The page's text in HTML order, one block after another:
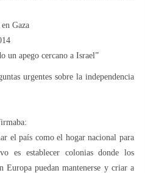
Gaza
un apego cercano a Israel”
urgentes sobre la independencia
el país como el hogar nacional para
es establecer colonias donde los
Europa puedan mantenerse y criar a